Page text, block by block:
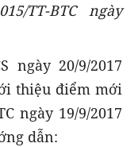
TT-BTC ngày
ngày 20/9/2017
thiệu điểm mới
ngày 19/9/2017
dẫn: